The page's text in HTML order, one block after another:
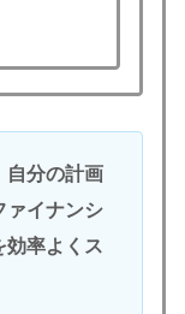
自分の計画
ァイナンシ
効率よくス